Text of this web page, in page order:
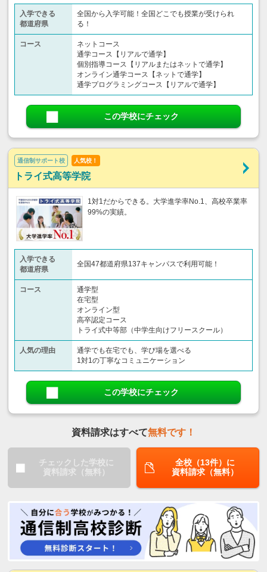
入学できる
都道府県
全国から入学可能！全国どこでも授業が受けられ
る！
コース
ネットコース
通学コース【リアルで通学】
個別指導コース【リアルまたはネットで通学】
オンライン通学コース【ネットで通学】
通学プログラミングコース【リアルで通学】
この学校にチェック
通信制サポート校 人気校！
トライ式高等学院
1対1だからできる。大学進学率No.1、高校卒業率
99%の実績。
入学できる
都道府県
全国47都道府県137キャンパスで利用可能！
コース
通学型
在宅型
オンライン型
高卒認定コース
トライ式中等部（中学生向けフリースクール）​
人気の理由
通学でも在宅でも、学び場を選べる
1対1の丁寧なコミュニケーション
この学校にチェック
資料請求はすべて無料です！
チェックした学校に
資料請求（無料）
全校（13件）に
資料請求（無料）